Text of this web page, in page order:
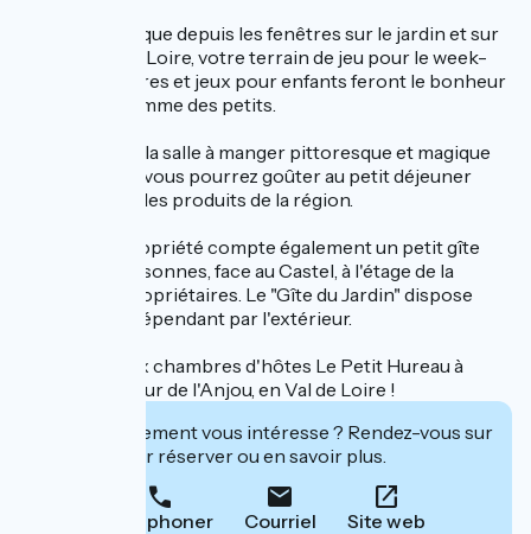
Vue panoramique depuis les fenêtres sur le jardin et sur
les bords de la Loire, votre terrain de jeu pour le week-
end ! Balançoires et jeux pour enfants feront le bonheur
des grands comme des petits.
Le matin, dans la salle à manger pittoresque et magique
en troglodyte, vous pourrez goûter au petit déjeuner
"maison" avec les produits de la région.
A savoir : la propriété compte également un petit gîte
pour deux personnes, face au Castel, à l'étage de la
maison des propriétaires. Le "Gîte du Jardin" dispose
d'un accès indépendant par l'extérieur.
Bon séjour aux chambres d'hôtes Le Petit Hureau à
Saumur, au cœur de l'Anjou, en Val de Loire !
Cet établissement vous intéresse ? Rendez-vous sur
leur site pour réserver ou en savoir plus.
Téléphoner Courriel Site web